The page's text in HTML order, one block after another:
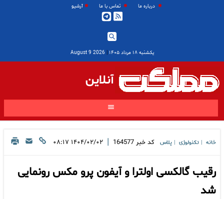
درباره ما تماس با ما آرشیو
یکشنبه ۱۸ مرداد ۱۴۰۵ |
2026 August 9
آنلاین
خانه تکنولوژی پلاس کد خبر 164577
| ۱۴۰۴/۰۲/۰۲ ۰۸:۱۷
رقیب گالکسی اولترا و آیفون پرو مکس رونمایی
شد